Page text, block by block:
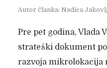
Autor članka: Nadica
Pre pet godina, Vlada
strateški dokument
razvoja